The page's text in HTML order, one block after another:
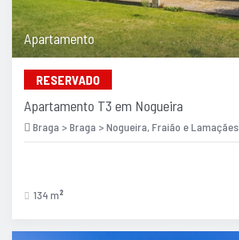
Apartamento
RESERVADO
Apartamento T3 em Nogueira
Braga > Braga > Nogueira, Fraião e Lamaçães
134 m 2